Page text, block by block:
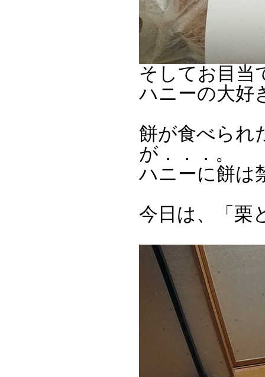
そしてお目当
ハニーの大好
餅が食べられ
が．．．。
ハニーに餅は
今日は、「栗